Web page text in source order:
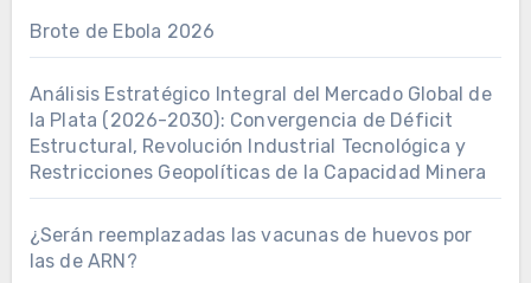
Brote de Ebola 2026
Análisis Estratégico Integral del Mercado Global de
la Plata (2026-2030): Convergencia de Déficit
Estructural, Revolución Industrial Tecnológica y
Restricciones Geopolíticas de la Capacidad Minera
¿Serán reemplazadas las vacunas de huevos por
las de ARN?